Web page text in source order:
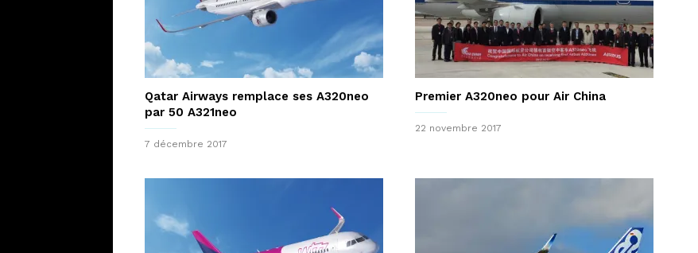
Qatar Airways remplace ses A320neo
par 50 A321neo
7 décembre 2017
Premier A320neo pour Air China
22 novembre 2017